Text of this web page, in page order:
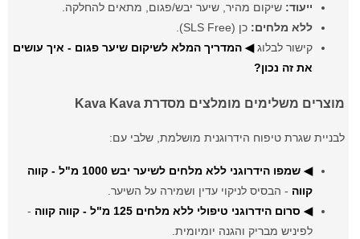
ייעוד: שיקום מהיר, שיער יבש/פגום, מתאים להחלקה.
ללא מלחים: כן (SLS Free).
קישור לבלוג◀ המדריך המלא לשיקום שיער פגום - איך עושים
את זה נכון?
מוצרים משלימים מומלצים מסדרת Kava Kava
לבניית שגרת טיפוח הידרוגנית מושלמת, שלבי עם:
◀ שמפו הידרוגני ללא מלחים לשיער יבש 1000 מ"ל - קווה
קווה - הבסיס לניקוי עדין ושמירה על השיער.
◀ סרום הידרוגני טיפולי ללא מלחים 125 מ"ל - קווה קווה
-
לפיניש מבריק והגנה יומיומית.